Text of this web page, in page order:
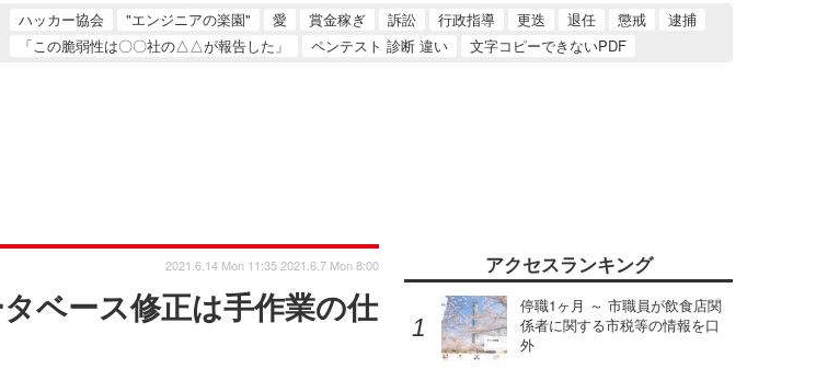
ハッカー協会 "エンジニアの楽園" 愛 賞金稼ぎ 訴訟 行政指導 更迭 退任 懲戒
逮捕
「この脆弱性は〇〇社の△△が報告した」
ペンテスト 診断 違い 文字コピーできないPDF
ベース修正は手作業の仕
2021.6.14 Mon 11:35 2021.6.7 Mon 8:00 アクセスランキング
停職1ヶ月 ～ 市職員が飲食店関
係者に関する市税等の情報を口
外